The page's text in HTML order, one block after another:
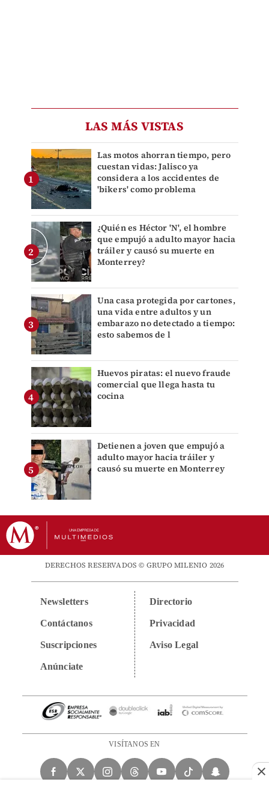
LAS MÁS VISTAS
Las motos ahorran tiempo, pero
cuestan vidas: Jalisco ya
considera a los accidentes de
'bikers' como problema
¿Quién es Héctor 'N', el hombre
que empujó a adulto mayor hacia
tráiler y causó su muerte en
Monterrey?
Una casa protegida por cartones,
una vida entre adultos y un
embarazo no detectado a tiempo:
esto sabemos de l
Huevos piratas: el nuevo fraude
comercial que llega hasta tu
cocina
Detienen a joven que empujó a
adulto mayor hacia tráiler y
causó su muerte en Monterrey
DERECHOS RESERVADOS © GRUPO MILENIO 2026
Newsletters
Contáctanos
Suscripciones
Anúnciate
Directorio
Privacidad
Aviso Legal
VISÍTANOS EN